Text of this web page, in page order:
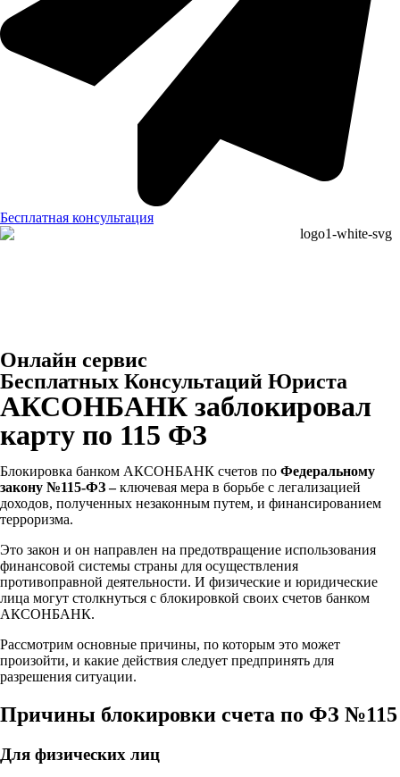
Бесплатная консультация
Онлайн сервис
Бесплатных Консультаций Юриста
АКСОНБАНК заблокировал
карту по 115 ФЗ
Блокировка банком АКСОНБАНК счетов по Федеральному
закону №115-ФЗ –ключевая мера в борьбе с легализацией
доходов, полученных незаконным путем, и финансированием
терроризма.
Это закон и он направлен на предотвращение использования
финансовой системы страны для осуществления
противоправной деятельности. И физические и юридические
лица могут столкнуться с блокировкой своих счетов банком
АКСОНБАНК.
Рассмотрим основные причины, по которым это может
произойти, и какие действия следует предпринять для
разрешения ситуации.
Причины блокировки счета по ФЗ №115
Для физических лиц